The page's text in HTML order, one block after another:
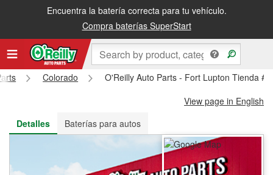
Encuentra la batería correcta para tu vehículo.
Compra baterías SuperStart
Recibe tu orden gratis al día siguiente o recógela en la tienda
Colorado
O'Reilly Auto Parts - Fort Lupton Tienda
View page in English
Detalles
Baterías para autos